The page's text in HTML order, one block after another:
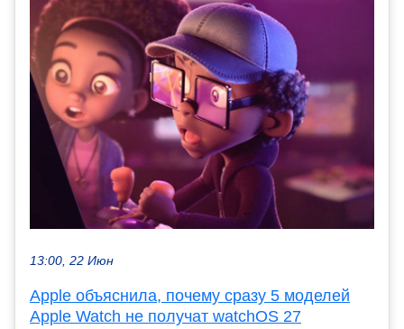
13:00, 22 Июн
Apple объяснила, почему сразу 5 моделей
Apple Watch не получат watchOS 27